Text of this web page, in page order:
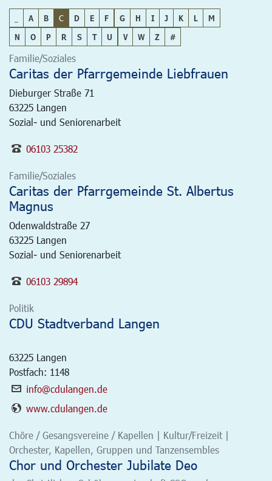
A B C D E F G H I J K L
M
N
O P R S T U V W Z #
Familie/Soziales
Caritas der Pfarrgemeinde Liebfrauen
Dieburger Straße 71
63225 Langen
Sozial- und Seniorenarbeit
06103 25382
Familie/Soziales
Caritas der Pfarrgemeinde St. Albertus
Magnus
Odenwaldstraße 27
63225 Langen
Sozial- und Seniorenarbeit
06103 29894
Politik
CDU Stadtverband Langen
63225 Langen
Postfach: 1148
info@cdulangen.de
www.cdulangen.de
Chöre / Gesangsvereine / Kapellen | Kultur/Freizeit |
Orchester, Kapellen, Gruppen und Tanzensembles
Chor und Orchester Jubilate Deo